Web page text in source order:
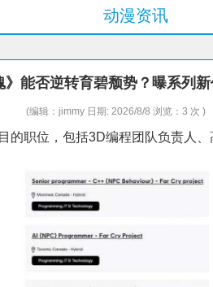
动漫资讯
》能否逆转育碧颓势？曝系列
(编辑：jimmy 日期: 2026/8/8 浏览：3 次 )
职位，包括3D编程团队负责人